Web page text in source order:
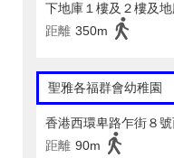
下地庫１樓及２樓及
距離 350m
聖雅各福群會幼稚園
香港西環卑路乍街８
距離 90m